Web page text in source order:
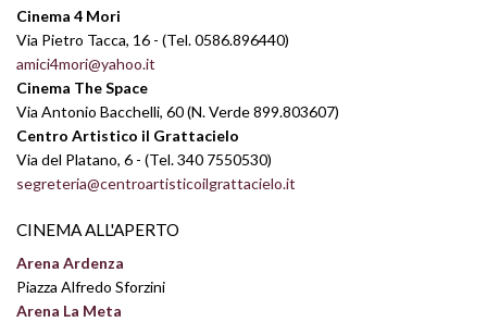
Cinema 4 Mori
Via Pietro Tacca, 16 - (Tel. 0586.896440)
amici4mori@yahoo.it
Cinema The Space
Via Antonio Bacchelli, 60 (N. Verde 899.803607)
Centro Artistico il Grattacielo
Via del Platano, 6 - (Tel. 340 7550530)
segreteria@centroartisticoilgrattacielo.it
CINEMA ALL'APERTO
Arena Ardenza
Piazza Alfredo Sforzini
Arena La Meta